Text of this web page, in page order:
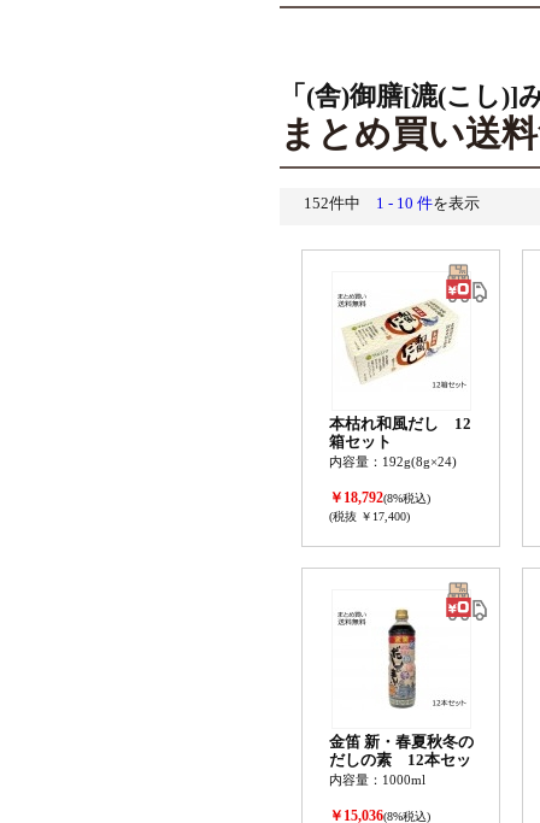
「(舎)御膳[漉(こし
まとめ買い送
152件中 1 - 10 件を表示
本枯れ和風だし 12
箱セット
内容量：192g(8g×24)
￥18,792(8%税込)
(税抜 ￥17,400)
金笛 新・春夏秋冬の
だしの素 12本セッ
ト
内容量：1000ml
￥15,036(8%税込)